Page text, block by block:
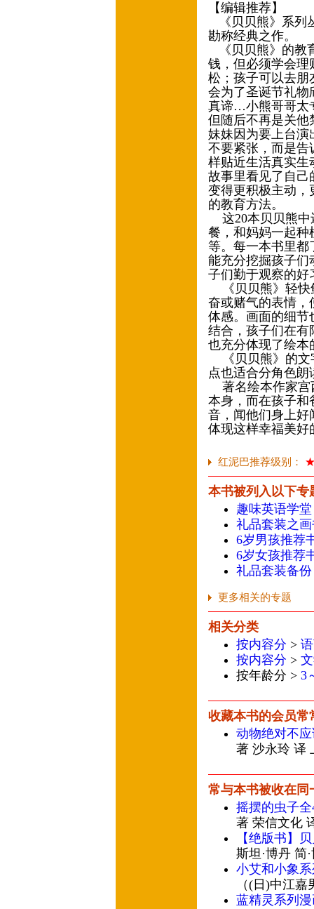
【编辑推荐】
《贝贝熊》系列
勘称经典之作。
《贝贝熊》的教
钱，但必须学会理
松；孩子可以去朋
会为了圣诞节礼物
真谛…小熊哥哥太
但随后不再是关他
妹妹因为要上台演
不要紧张，而是
样贴近生活真实生
故事里看见了自己
变得更积极主动，
的教育方法。
这20本贝贝熊中
餐，和妈妈一起种
等。每一本书里都
能充分挖掘孩子们
子们勤于观察的
《贝贝熊》轻快
奋或赌气的表情，
体感。画面的细节
结合，孩子们在有
也充分体现了绘
《贝贝熊》的文
点也适合分角色
著名绘本作家宫
本身，而在孩子和
音，闻他们身上好
体现这样幸福美好
红泥巴推荐级别：
本书被列入以下专
趣味英语学堂
礼品套装之
6岁男孩推荐
6岁女孩推荐
礼品套装备份
更多相关的专题
相关分类
按内容分 >
按内容分 >
按年龄分 > 3
收藏本书的会员常
动物绝对不
著 沙永玲 译
常与本书被收在同
摇摆的虫子
著 荣信文化
【绝版书】
斯坦·博丹 简
小艾和小象
（(日)中江
蓝精灵系列